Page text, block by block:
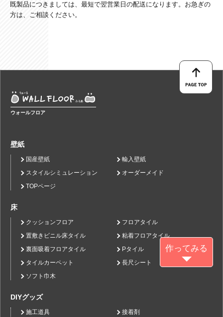
既製品につきましては、最短で翌営業日の配送になります。お急ぎの
方は、ご相談ください。
作ってみる
ウォールフロア
壁紙
国産壁紙
輸入壁紙
スタイルシミュレーション
オーダーメイド
TOPページ
床
クッションフロア
フロアタイル
置敷きビニル床タイル
粘着フロアタイル
裏面吸着フロアタイル
Pタイル
タイルカーペット
長尺シート
ソフト巾木
DIYグッズ
施工道具 接着剤